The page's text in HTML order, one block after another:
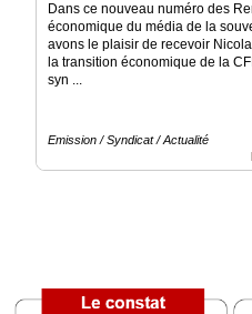
Vidéos
Médias
Prémium
éditeur
Dans ce nouveau numéro des
économique du média de la
avons le plaisir de recevoir
la transition économique de la
syn ...
Emission / Syndicat / Actualité